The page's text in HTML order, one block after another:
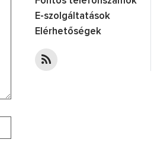
E-szolgáltatások
Elérhetőségek